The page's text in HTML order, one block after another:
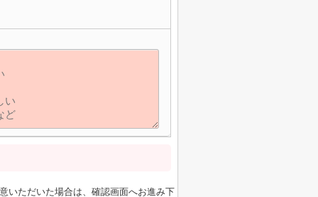
いただいた場合は、確認画面へお進み下